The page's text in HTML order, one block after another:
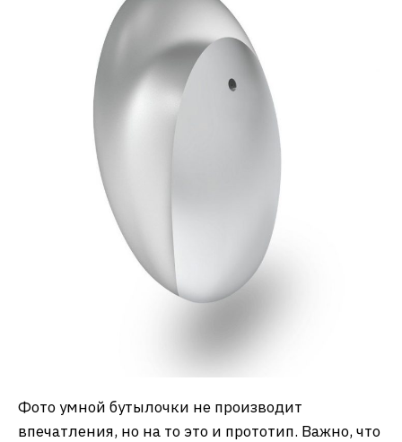
Фото умной бутылочки не производит
впечатления, но на то это и прототип. Важно, что